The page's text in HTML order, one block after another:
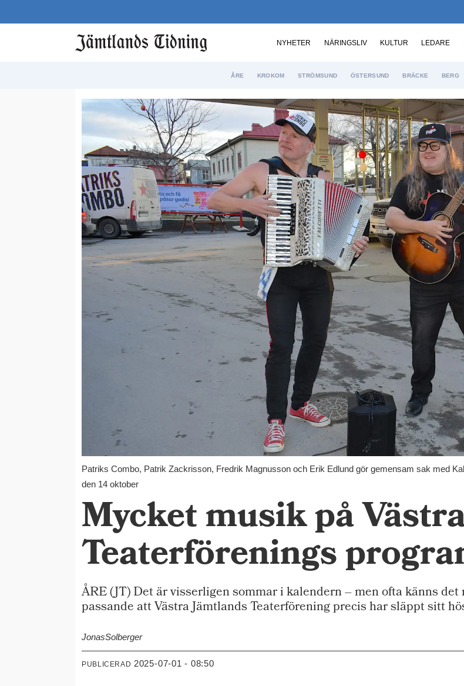
NYHETER NÄRINGSLIV KULTUR LEDARE
ÅRE KROKOM STRÖMSUND ÖSTERSUND BRÄCKE BERG
Patriks Combo, Patrik Zackrisson, Fredrik Magnusson och Erik Edlund gör gemensam sak med
den 14 oktober
Mycket musik på
Teaterförenings
ÅRE (JT) Det är visserligen sommar i kalendern – men ofta känns
passande att Västra Jämtlands Teaterförening precis har släppt sitt
JonasSolberger
PUBLICERAD 2025-07-01 - 08:50